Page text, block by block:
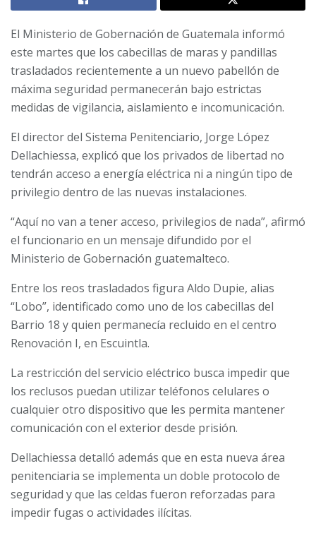
El Ministerio de Gobernación de Guatemala informó
este martes que los cabecillas de maras y pandillas
trasladados recientemente a un nuevo pabellón de
máxima seguridad permanecerán bajo estrictas
medidas de vigilancia, aislamiento e incomunicación.
El director del Sistema Penitenciario, Jorge López
Dellachiessa, explicó que los privados de libertad no
tendrán acceso a energía eléctrica ni a ningún tipo de
privilegio dentro de las nuevas instalaciones.
“Aquí no van a tener acceso, privilegios de nada”, afirmó
el funcionario en un mensaje difundido por el
Ministerio de Gobernación guatemalteco.
Entre los reos trasladados figura Aldo Dupie, alias
“Lobo”, identificado como uno de los cabecillas del
Barrio 18 y quien permanecía recluido en el centro
Renovación I, en Escuintla.
La restricción del servicio eléctrico busca impedir que
los reclusos puedan utilizar teléfonos celulares o
cualquier otro dispositivo que les permita mantener
comunicación con el exterior desde prisión.
Dellachiessa detalló además que en esta nueva área
penitenciaria se implementa un doble protocolo de
seguridad y que las celdas fueron reforzadas para
impedir fugas o actividades ilícitas.